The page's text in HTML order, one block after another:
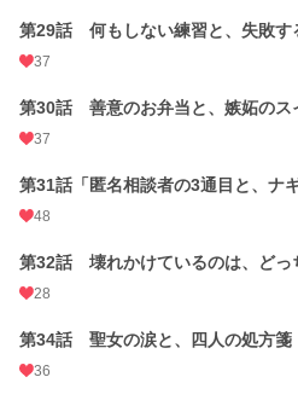
第29話 何もしない練習と、失敗す
37
第30話 善意のお弁当と、嫉妬のス
37
第31話「匿名相談者の3通目と、ナ
48
第32話 壊れかけているのは、どっ
28
第34話 聖女の涙と、四人の処方箋
36